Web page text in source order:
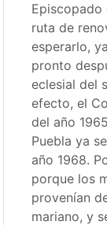
Episcopado
ruta de
esperarlo,
pronto
eclesial del
efecto, el
del año
Puebla ya
año 1968.
porque los
provenían
mariano, y